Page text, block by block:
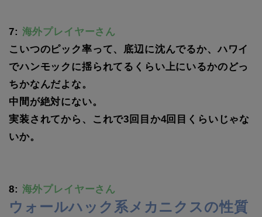
7: 海外プレイヤーさん
こいつのピック率って、底辺に沈んでるか、ハワイ
でハンモックに揺られてるくらい上にいるかのどっ
ちかなんだよな。
中間が絶対にない。
実装されてから、これで3回目か4回目くらいじゃな
いか。
8: 海外プレイヤーさん
ウォールハック系メカニクスの性質